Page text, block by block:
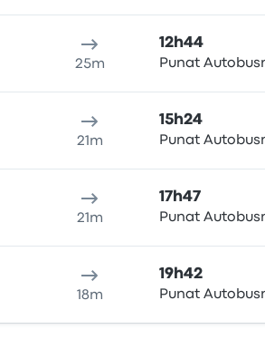
25m
12h44
Punat
21m
15h24
Punat
21m
17h47
Punat
18m
19h42
Punat